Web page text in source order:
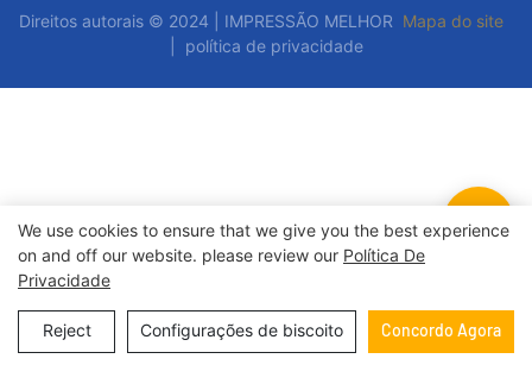
Direitos autorais © 2024 | IMPRESSÃO MELHOR Mapa do site
política de privacidade
We use cookies to ensure that we give you the best experience
on and off our website. please review our Política De
Privacidade
Reject Configurações de biscoito Concordo Agora